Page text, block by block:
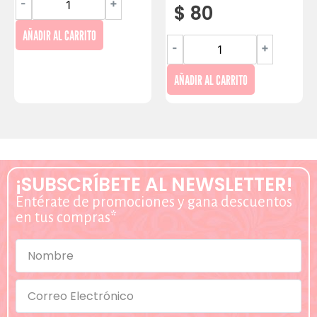
AÑADIR AL CARRITO
$ 80
- +
AÑADIR AL CARRITO
¡SUBSCRÍBETE AL NEWSLETTER!
Entérate de promociones y gana descuentos
en tus compras*